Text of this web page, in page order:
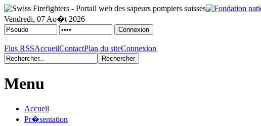
Vendredi, 07 Ao�t 2026
Flus RSSAccueilContactPlan du siteConnexion
Menu
Accueil
Pr�sentation